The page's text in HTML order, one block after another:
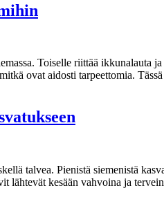
Toiselle riittää
ovat aidosti tarpeettomia.
talvea. Pienistä siemenistä
kesään vahvoina ja